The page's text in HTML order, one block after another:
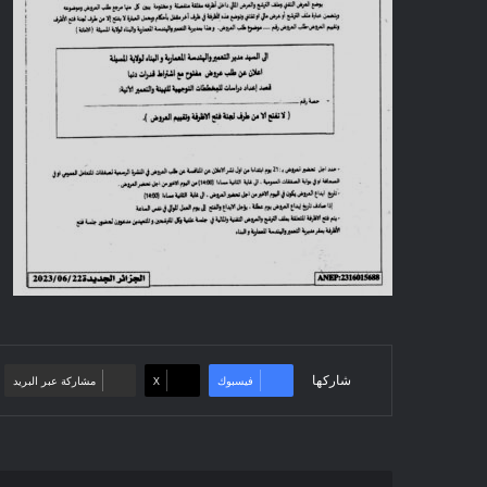
شاركها فيسبوك ‫X مشاركة عبر البريد